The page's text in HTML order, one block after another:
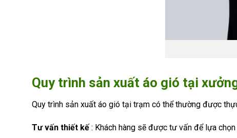
Quy trình sản xuất áo gió tại
Quy trình sản xuất áo gió tại trạm có thể thường được
Tư vấn thiết kế : Khách hàng sẽ được tư vấn để lựa